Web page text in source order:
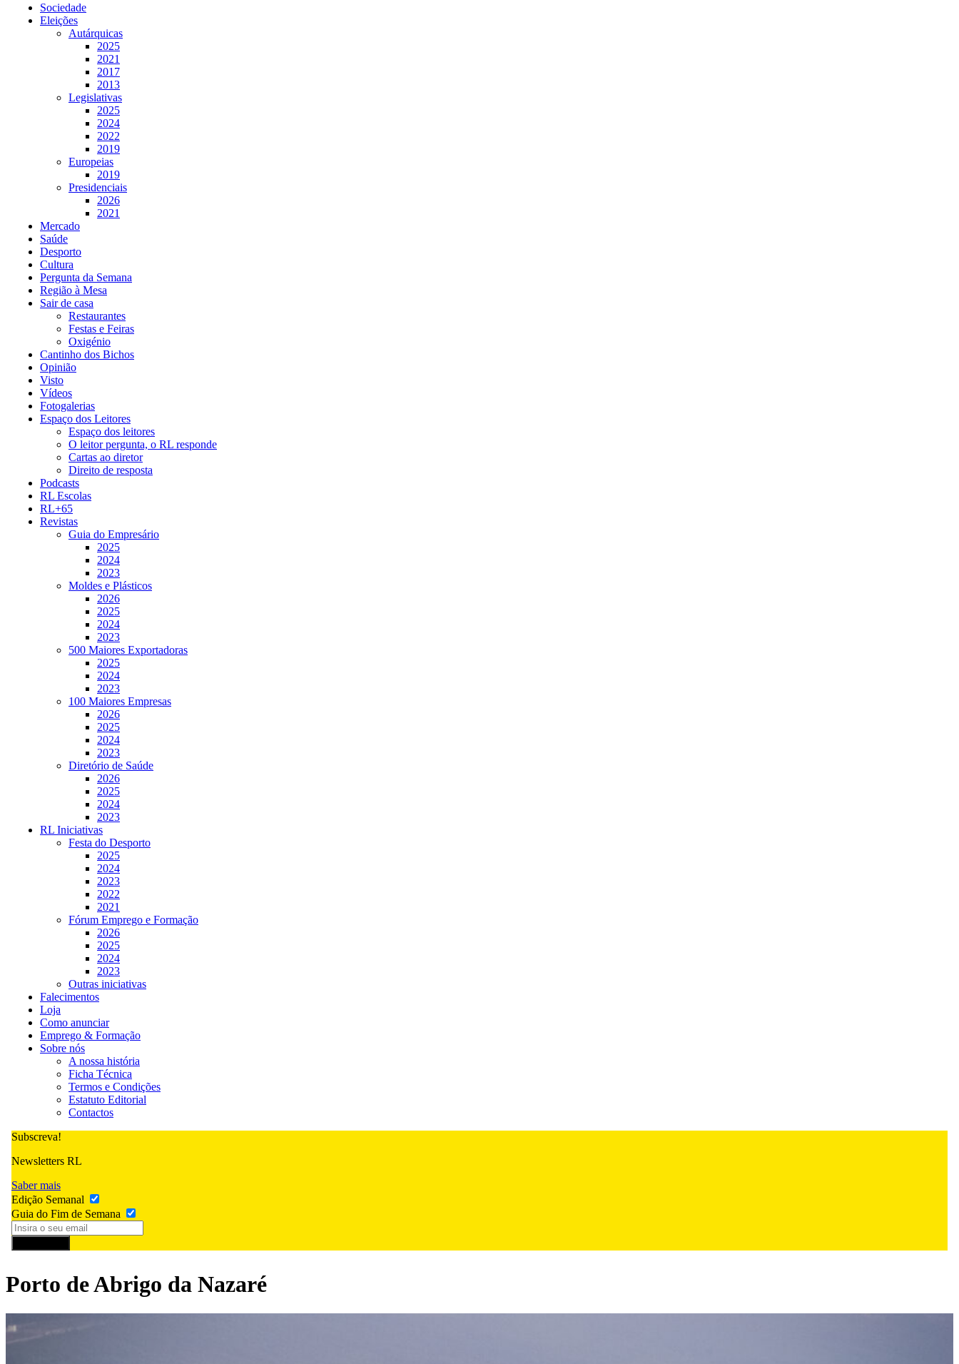
Sociedade
Eleições
Autárquicas
2025
2021
2017
2013
Legislativas
2025
2024
2022
2019
Europeias
2019
Presidenciais
2026
2021
Mercado
Saúde
Desporto
Cultura
Pergunta da Semana
Região à Mesa
Sair de casa
Restaurantes
Festas e Feiras
Oxigénio
Cantinho dos Bichos
Opinião
Visto
Vídeos
Fotogalerias
Espaço dos Leitores
Espaço dos leitores
O leitor pergunta, o RL responde
Cartas ao diretor
Direito de resposta
Podcasts
RL Escolas
RL+65
Revistas
Guia do Empresário
2025
2024
2023
Moldes e Plásticos
2026
2025
2024
2023
500 Maiores Exportadoras
2025
2024
2023
100 Maiores Empresas
2026
2025
2024
2023
Diretório de Saúde
2026
2025
2024
2023
RL Iniciativas
Festa do Desporto
2025
2024
2023
2022
2021
Fórum Emprego e Formação
2026
2025
2024
2023
Outras iniciativas
Falecimentos
Loja
Como anunciar
Emprego & Formação
Sobre nós
A nossa história
Ficha Técnica
Termos e Condições
Estatuto Editorial
Contactos
Subscreva!
Newsletters RL
Saber mais
Edição Semanal
Guia do Fim de Semana
Porto de Abrigo da Nazaré